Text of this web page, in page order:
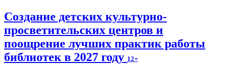
Создание детских культурно-
просветительских центров и
поощрение лучших практик работы
библиотек в 2027 году 12+